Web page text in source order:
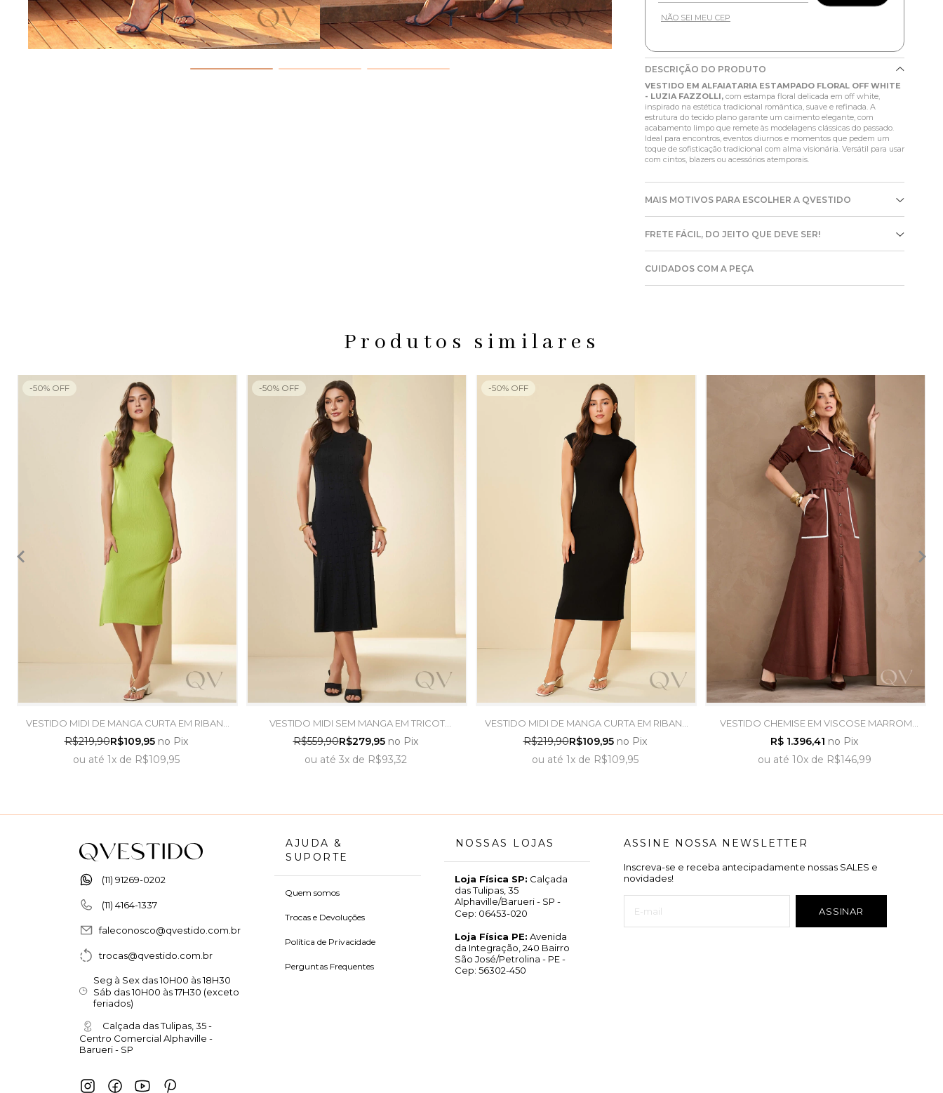
NÃO SEI MEU CEP
DESCRIÇÃO DO PRODUTO
VESTIDO EM ALFAIATARIA ESTAMPADO FLORAL OFF WHITE
- LUZIA FAZZOLLI, com estampa floral delicada em off white,
inspirado na estética tradicional romântica, suave e refinada. A
estrutura do tecido plano garante um caimento elegante, com
acabamento limpo que remete às modelagens clássicas do passado.
Ideal para encontros, eventos diurnos e momentos que pedem um
toque de sofisticação tradicional com alma visionária. Versátil para usar
com cintos, blazers ou acessórios atemporais.
MAIS MOTIVOS PARA ESCOLHER A QVESTIDO
FRETE FÁCIL, DO JEITO QUE DEVE SER!
CUIDADOS COM A PEÇA
Produtos similares
VESTIDO MIDI DE MANGA CURTA EM RIBANA
VERDE ABACATE - DOCE TRAMA
R$219,90R$109,95 no Pix
ou até 1xde R$109,95
-50% OFF
VESTIDO MIDI SEM MANGA EM TRICOT
TRABALHADO BLACK - DOCE TRAMA
R$559,90R$279,95 no Pix
ou até 3xde R$93,32
-50% OFF
VESTIDO MIDI DE MANGA CURTA EM RIBANA
PRETO - DOCE TRAMA
R$219,90R$109,95 no Pix
ou até 1xde R$109,95
-50% OFF
VESTIDO CHEMISE EM VISCOSE MARROM
CAFÉ - ARTSY
R$ 1.396,41 no Pix
ou até 10xde R$146,99
(11) 91269-0202
(11) 4164-1337
faleconosco@qvestido.com.br
trocas@qvestido.com.br
Seg à Sex das 10H00 às 18H30
Sáb das 10H00 às 17H30 (exceto
feriados)
Calçada das Tulipas, 35 -
Centro Comercial Alphaville -
Barueri - SP
AJUDA &
SUPORTE
Quem somos
Trocas e Devoluções
Política de Privacidade
Perguntas Frequentes
NOSSAS LOJAS
Loja Física SP: Calçada
das Tulipas, 35
Alphaville/Barueri - SP -
Cep: 06453-020
Loja Física PE: Avenida
da Integração, 240 Bairro
São José/Petrolina - PE -
Cep: 56302-450
ASSINE NOSSA NEWSLETTER
Inscreva-se e receba antecipadamente nossas SALES e
novidades!